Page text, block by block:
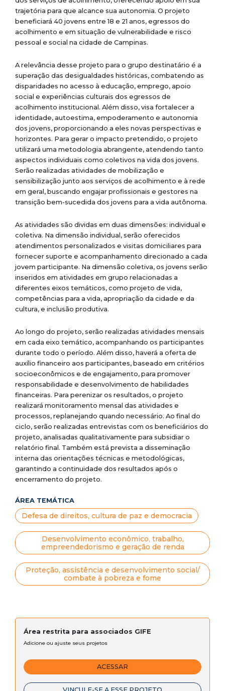
trajetória para que alcance sua autonomia. O projeto
beneficiará 40 jovens entre 18 e 21 anos, egressos do
acolhimento e em situação de vulnerabilidade e risco
pessoal e social na cidade de Campinas.
A relevância desse projeto para o grupo destinatário é a
superação das desigualdades históricas, combatendo as
disparidades no acesso à educação, emprego, apoio
social e experiências culturais dos egressos de
acolhimento institucional. Além disso, visa fortalecer a
identidade, autoestima, empoderamento e autonomia
dos jovens, proporcionando a eles novas perspectivas e
horizontes. Para gerar o impacto pretendido, o projeto
utilizará uma metodologia abrangente, atendendo tanto
aspectos individuais como coletivos na vida dos jovens.
Serão realizadas atividades de mobilização e
sensibilização junto aos serviços de acolhimento e à rede
em geral, buscando engajar profissionais e gestores na
transição bem-sucedida dos jovens para a vida autônoma.
As atividades são dividas em duas dimensões: individual e
coletiva. Na dimensão individual, serão oferecidos
atendimentos personalizados e visitas domiciliares para
fornecer suporte e acompanhamento direcionado a cada
jovem participante. Na dimensão coletiva, os jovens serão
inseridos em atividades em grupo relacionadas a
diferentes eixos temáticos, como projeto de vida,
competências para a vida, apropriação da cidade e da
cultura, e inclusão produtiva.
Ao longo do projeto, serão realizadas atividades mensais
em cada eixo temático, acompanhando os participantes
durante todo o período. Além disso, haverá a oferta de
auxílio financeiro aos participantes, baseado em critérios
socioeconômicos e de engajamento, para promover
responsabilidade e desenvolvimento de habilidades
financeiras. Para perenizar os resultados, o projeto
realizará monitoramento mensal das atividades e
processos, replanejando quando necessário. Ao final do
ciclo, serão realizadas entrevistas com os beneficiários do
projeto, analisadas qualitativamente para subsidiar o
relatório final. Também está prevista a disseminação
interna das orientações técnicas e metodológicas,
garantindo a continuidade dos resultados após o
encerramento do projeto.
ÁREA TEMÁTICA
Defesa de direitos, cultura de paz e democracia
Desenvolvimento econômico, trabalho,
empreendedorismo e geração de renda
Proteção, assistência e desenvolvimento social/
combate à pobreza e fome
Área restrita para associados GIFE
Adicione ou ajuste seus projetos
ACESSAR